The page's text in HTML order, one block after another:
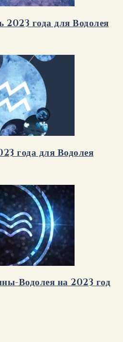
2023 года для Водолея
года для Водолея
Водолея на 2023 год